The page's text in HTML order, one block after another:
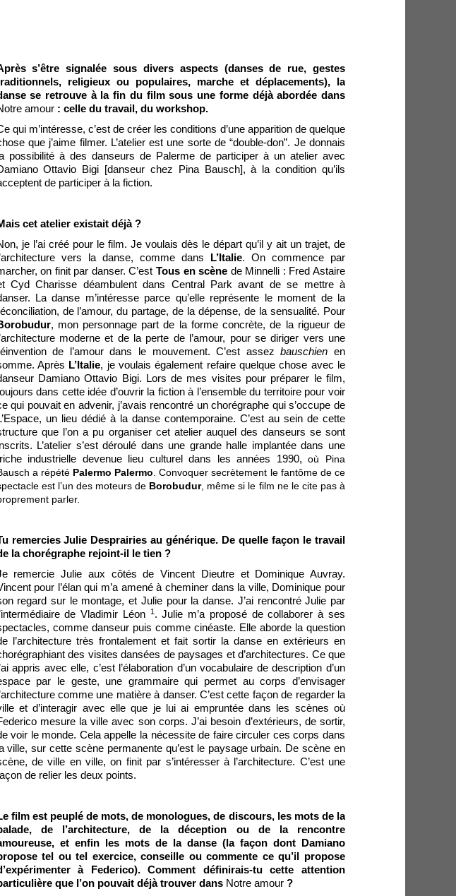
s’être signalée sous divers aspects (danses de rue, gestes
religieux ou populaires, marche et déplacements), la
se retrouve à la fin du film sous une forme déjà abordée dans
amour: celle du travail, du workshop.
qui m’intéresse, c’est de créer les conditions d’une apparition de quelque
que j’aime filmer. L’atelier est une sorte de “double-don”. Je donnais
possibilité à des danseurs de Palerme de participer à un atelier avec
Ottavio Bigi [danseur chez Pina Bausch], à la condition qu’ils
de participer à la fiction.
cet atelier existait déjà ?
je l’ai créé pour le film. Je voulais dès le départ qu’il y ait un trajet, de
l’architecture vers la danse, comme dans
L’Italie. On commence par
on finit par danser. C’estTous en scène de Minnelli : Fred Astaire
Cyd Charisse déambulent dans Central Park avant de se mettre à
La danse m’intéresse parce qu’elle représente le moment de la
de l’amour, du partage, de la dépense, de la sensualité. Pour
, mon personnage part de la forme concrète, de la rigueur de
l’architecture moderne et de la perte de l’amour, pour se diriger vers une
de l’amour dans le mouvement. C’est assez bauschien en
Après L’Italie, je voulais également refaire quelque chose avec le
Damiano Ottavio Bigi. Lors de mes visites pour préparer le film,
dans cette idée d’ouvrir la fiction à l’ensemble du territoire pour voir
qui pouvait en advenir, j’avais rencontré un chorégraphe qui s’occupe de
un lieu dédié à la danse contemporaine. C’est au sein de cette
que l’on a pu organiser cet atelier auquel des danseurs se sont
L’atelier s’est déroulé dans une grande halle implantée dans une
industrielle devenue lieu culturel dans les années 1990,où Pina
a répété Palermo Palermo . Convoquer secrètement le fantôme de ce
est l’un des moteurs de Borobudur, même si le film ne le cite pas à
parler.
remercies Julie Desprairies au générique. De quelle façon le travail
la chorégraphe rejoint-il le tien ?
remercie Julie aux côtés de Vincent Dieutre et Dominique Auvray.
pour l’élan qui m’a amené à cheminer dans la ville, Dominique pour
regard sur le montage, et Julie pour la danse. J’ai rencontré Julie par
l’intermédiaire de Vladimir Léon
1. Julie m’a proposé de collaborer à ses
comme danseur puis comme cinéaste. Elle aborde la question
l’architecture très frontalement et fait sortir la danse en extérieurs en
des visites dansées de paysages et d’architectures. Ce que
appris avec elle, c’est l’élaboration d’un vocabulaire de description d’un
par le geste, une grammaire qui permet au corps d’envisager
l’architecture comme une matière à danser. C’est cette façon de regarder la
et d’interagir avec elle que je lui ai empruntée dans les scènes où
mesure la ville avec son corps. J’ai besoin d’extérieurs, de sortir,
voir le monde. Cela appelle la nécessite de faire circuler ces corps dans
ville, sur cette scène permanente qu’est le paysage urbain. De scène en
de ville en ville, on finit par s’intéresser à l’architecture. C’est une
de relier les deux points.
film est peuplé de mots, de monologues, de discours, les mots de la
de l’architecture, de la déception ou de la rencontre
et enfin les mots de la danse (la façon dont Damiano
tel ou tel exercice, conseille ou commente ce qu’il propose
à Federico). Comment définirais-tu cette attention
que l’on pouvait déjà trouver dans Notre amour?